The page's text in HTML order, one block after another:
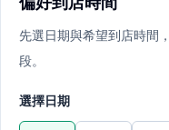
先選日期與希望到店時間
段。
選擇日期